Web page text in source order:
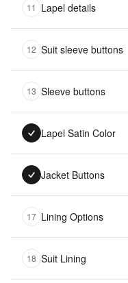
11 Lapel details
12 Suit sleeve buttons
13 Sleeve buttons
Lapel Satin Color
Jacket Buttons
17 Lining Options
18 Suit Lining